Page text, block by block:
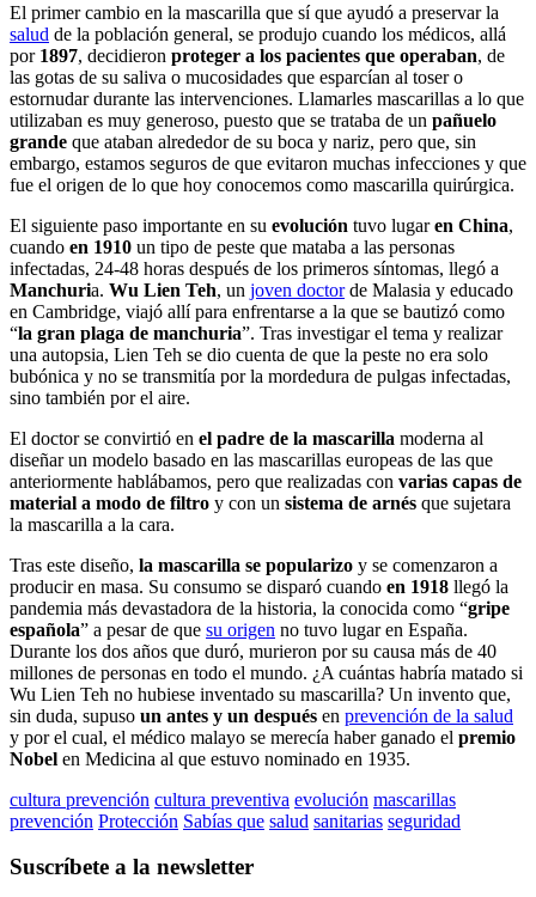
El primer cambio en la mascarilla que sí que ayudó a preservar la
salud de la población general, se produjo cuando los médicos, allá
por 1897, decidieron proteger a los pacientes que operaban, de
las gotas de su saliva o mucosidades que esparcían al toser o
estornudar durante las intervenciones. Llamarles mascarillas a lo que
utilizaban es muy generoso, puesto que se trataba de un pañuelo
grande que ataban alrededor de su boca y nariz, pero que, sin
embargo, estamos seguros de que evitaron muchas infecciones y que
fue el origen de lo que hoy conocemos como mascarilla quirúrgica.
El siguiente paso importante en su evolución tuvo lugaren China,
cuando en 1910 un tipo de peste que mataba a las personas
infectadas, 24-48 horas después de los primeros síntomas, llegó a
Manchuria. Wu Lien Teh, un joven doctorde Malasia y educado
en Cambridge, viajó allí para enfrentarse a la que se bautizó como
“la gran plaga de manchuria”. Tras investigar el tema y realizar
una autopsia, Lien Teh se dio cuenta de que la peste no era solo
bubónica y no se transmitía por la mordedura de pulgas infectadas,
sino también por el aire.
El doctor se convirtió en el padre de la mascarilla moderna al
diseñar un modelo basado en las mascarillas europeas de las que
anteriormente hablábamos, pero que realizadas con varias capas de
material a modo de filtro y con un sistema de arnés que sujetara
la mascarilla a la cara.
Tras este diseño, la mascarilla se popularizo y se comenzaron a
producir en masa. Su consumo se disparó cuando en 1918 llegó la
pandemia más devastadora de la historia, la conocida como “gripe
española” a pesar de que su origen no tuvo lugar en España.
Durante los dos años que duró, murieron por su causa más de 40
millones de personas en todo el mundo. ¿A cuántas habría matado si
Wu Lien Teh no hubiese inventado su mascarilla? Un invento que,
sin duda, supuso un antes y un después en prevención de la salud
y por el cual, el médico malayo se merecía haber ganado el premio
Nobel en Medicina al que estuvo nominado en 1935.
cultura prevención cultura preventiva evolución mascarillas
prevención Protección Sabías que salud sanitarias seguridad
Suscríbete a la newsletter